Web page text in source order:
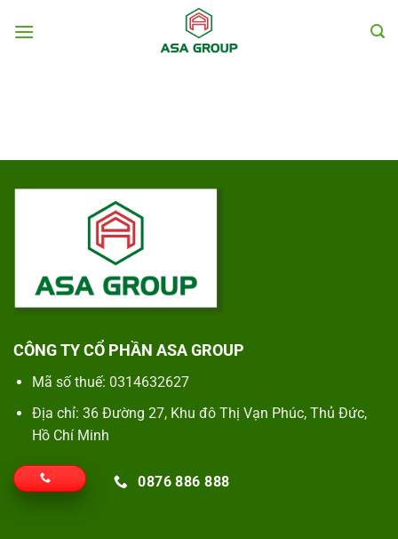
đến
CÔNG TY CỔ PHẦN ASA GROUP
Mã số thuế: 0314632627
Địa chỉ: 36 Đường 27, Khu đô Thị Vạn Phúc, Thủ Đức,
Hồ Chí Minh
0876 886 888